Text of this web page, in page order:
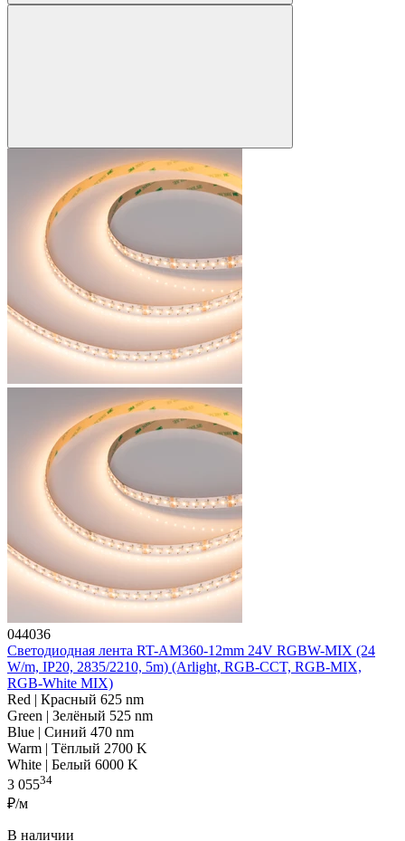
044036
Светодиодная лента RT-AM360-12mm 24V RGBW-MIX (24
W/m, IP20, 2835/2210, 5m) (Arlight, RGB-CCT, RGB-MIX,
RGB-White MIX)
Red | Красный 625 nm
Green | Зелёный 525 nm
Blue | Синий 470 nm
Warm | Тёплый 2700 K
White | Белый 6000 K
3 05534
₽/м
В наличии